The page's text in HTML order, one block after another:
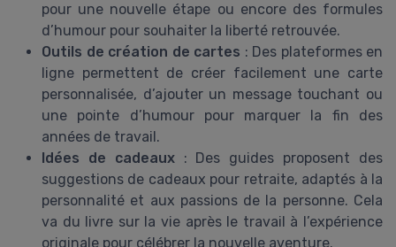
pour une nouvelle étape ou encore des formules
d’humour pour souhaiter la liberté retrouvée.
Outils de création de cartes : Des plateformes en
ligne permettent de créer facilement une carte
personnalisée, d’ajouter un message touchant ou
une pointe d’humour pour marquer la fin des
années de travail.
Idées de cadeaux: Des guides proposent des
suggestions de cadeaux pour retraite, adaptés à la
personnalité et aux passions de la personne. Cela
va du livre sur la vie après le travail à l’expérience
originale pour célébrer la nouvelle aventure.